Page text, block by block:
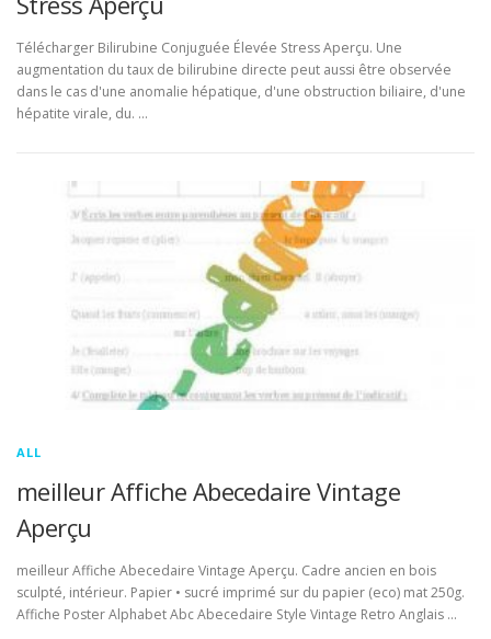
Télécharger Bilirubine Conjuguée Élevée Stress Aperçu. Une
augmentation du taux de bilirubine directe peut aussi être observée
dans le cas d'une anomalie hépatique, d'une obstruction biliaire, d'une
hépatite virale, du. …
ALL
meilleur Affiche Abecedaire Vintage
Aperçu
meilleur Affiche Abecedaire Vintage Aperçu. Cadre ancien en bois
sculpté, intérieur. Papier • sucré imprimé sur du papier (eco) mat 250g.
Affiche Poster Alphabet Abc Abecedaire Style Vintage Retro Anglais …